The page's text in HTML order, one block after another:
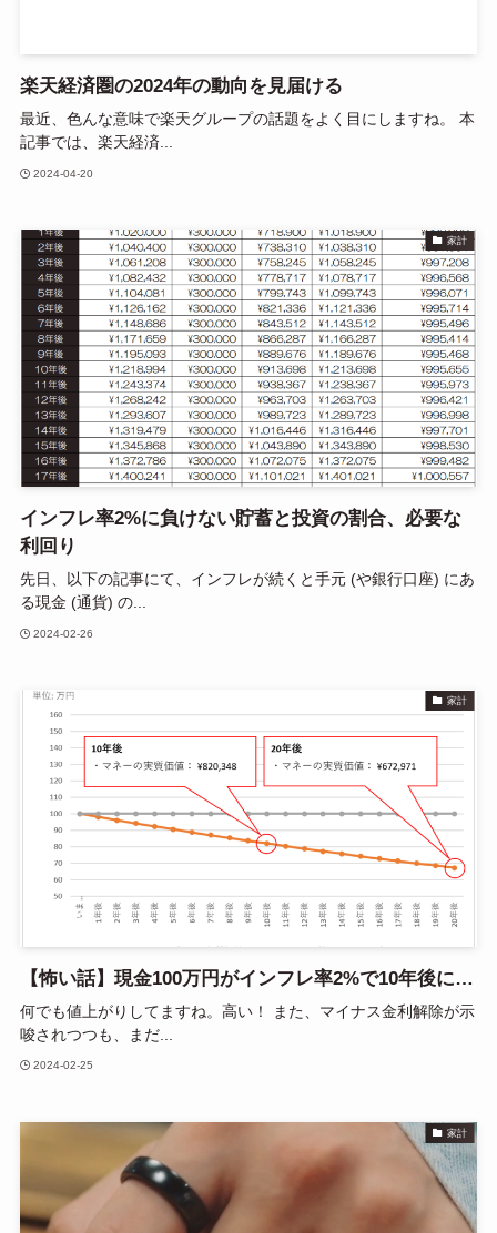
楽天経済圏の2024年の動向を見届ける
最近、色んな意味で楽天グループの話題をよく目にしますね。 本
記事では、楽天経済...
2024-04-20
家計
インフレ率2%に負けない貯蓄と投資の割合、必要な
利回り
先日、以下の記事にて、インフレが続くと手元 (や銀行口座) にあ
る現金 (通貨) の...
2024-02-26
家計
【怖い話】現金100万円がインフレ率2%で10年後に…
何でも値上がりしてますね。高い！ また、マイナス金利解除が示
唆されつつも、まだ...
2024-02-25
家計